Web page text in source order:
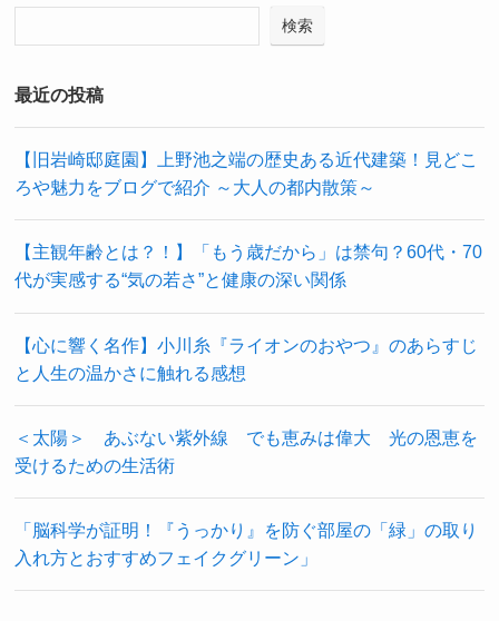
検索
最近の投稿
【旧岩崎邸庭園】上野池之端の歴史ある近代建築！見どこ
ろや魅力をブログで紹介 ～大人の都内散策～
【主観年齢とは？！】「もう歳だから」は禁句？60代・70
代が実感する“気の若さ”と健康の深い関係
【心に響く名作】小川糸『ライオンのおやつ』のあらすじ
と人生の温かさに触れる感想
＜太陽＞ あぶない紫外線 でも恵みは偉大 光の恩恵を
受けるための生活術
「脳科学が証明！『うっかり』を防ぐ部屋の「緑」の取り
入れ方とおすすめフェイクグリーン」